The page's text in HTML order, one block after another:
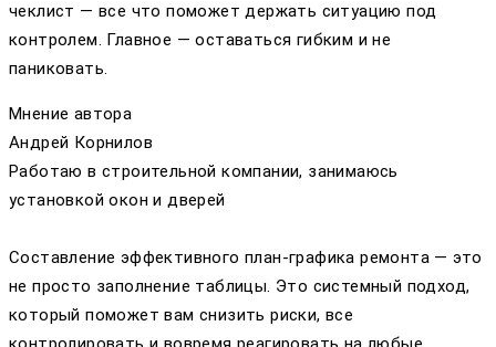
чеклист — все что поможет держать ситуацию под
контролем. Главное — оставаться гибким и не
паниковать.
Мнение автора
Андрей Корнилов
Работаю в строительной компании, занимаюсь
установкой окон и дверей
Составление эффективного план-графика ремонта — это
не просто заполнение таблицы. Это системный подход,
который поможет вам снизить риски, все